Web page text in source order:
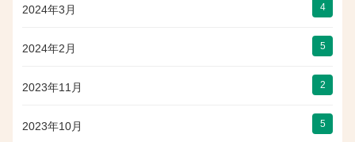
2024年3月 4
2024年2月 5
2023年11月 2
2023年10月 5